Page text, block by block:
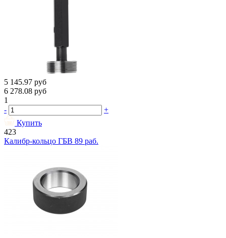
5 145.97 руб
6 278.08 руб
1
-
+
Купить
423
Калибр-кольцо ГБВ 89 раб.